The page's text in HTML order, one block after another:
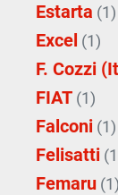
Estarta (1)
Excel (1)
F. Cozzi
FIAT (1)
Falconi (1)
Felisatti
Femaru (1)